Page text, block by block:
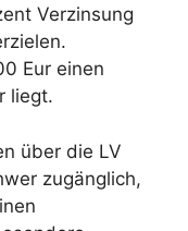
Verzinsung
Eur einen
liegt.
über die LV
zugänglich,